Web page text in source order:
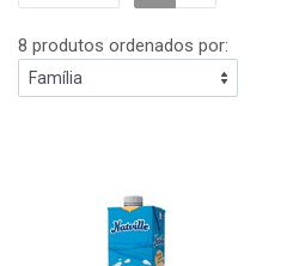
8 produtos ordenados por: